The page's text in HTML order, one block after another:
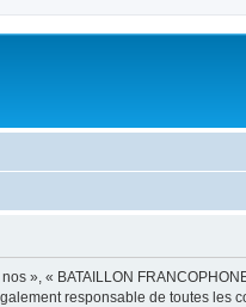
», « BATAILLON
responsable de toutes les